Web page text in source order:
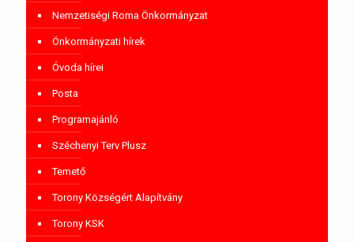
Nemzetiségi Roma Önkormányzat
Önkormányzati hírek
Óvoda hírei
Posta
Programajánló
Széchenyi Terv Plusz
Temető
Torony Községért Alapítvány
Torony KSK